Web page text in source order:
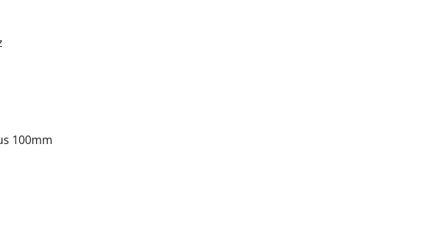
100mm